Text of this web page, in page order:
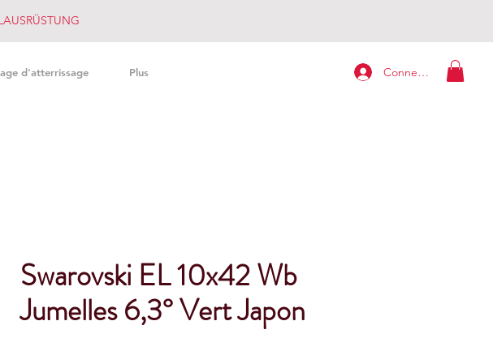
Connexion
d'atterrissage Plus
Swarovski EL 10x42 Wb
Jumelles 6,3° Vert Japon